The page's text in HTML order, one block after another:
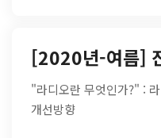
[2020년-여름]
"라디오란 무엇인가?" :
개선방향